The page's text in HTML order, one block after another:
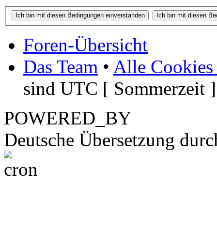
Foren-Übersicht
Das Team • Alle Cookies
sind UTC [ Sommerzeit ]
POWERED_BY
Deutsche Übersetzung